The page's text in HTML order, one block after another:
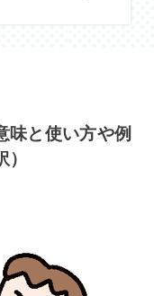
味と使い方や例